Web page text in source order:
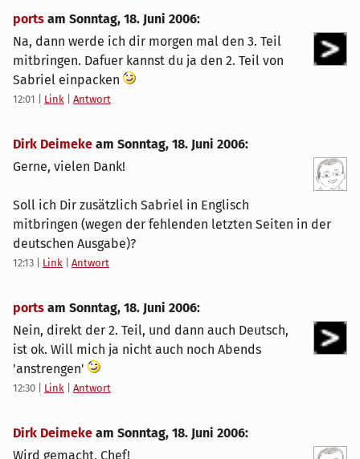
ports am Sonntag, 18. Juni 2006:
Na, dann werde ich dir morgen mal den 3. Teil
mitbringen. Dafuer kannst du ja den 2. Teil von
Sabriel einpacken
12:01 Link Antwort
Dirk Deimeke am Sonntag, 18. Juni 2006:
Gerne, vielen Dank!
Soll ich Dir zusätzlich Sabriel in Englisch
mitbringen (wegen der fehlenden letzten Seiten in der
deutschen Ausgabe)?
12:13 Link Antwort
ports am Sonntag, 18. Juni 2006:
Nein, direkt der 2. Teil, und dann auch Deutsch,
ist ok. Will mich ja nicht auch noch Abends
'anstrengen'
12:30 Link Antwort
Dirk Deimeke am Sonntag, 18. Juni 2006:
Wird gemacht, Chef!